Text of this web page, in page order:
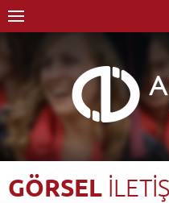
GÖRSEL